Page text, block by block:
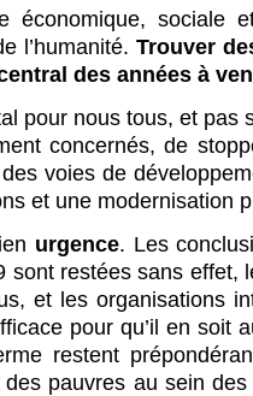
économique, sociale
l’humanité. Trouver
des années à
pour nous tous, et pas
concernés, de
voies de
et une modernisation
urgence. Les
sont restées sans effet,
et les organisations
pour qu’il en soit
restent
des pauvres au sein